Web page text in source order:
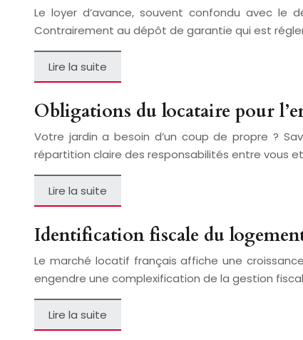
Le loyer d’avance, souvent confondu avec
Contrairement au dépôt de garantie qui est
Lire la suite
Obligations du locataire pour
Votre jardin a besoin d’un coup de propre ?
répartition claire des responsabilités entre vous
Lire la suite
Identification fiscale du
Le marché locatif français affiche une
engendre une complexification de la gestion
Lire la suite